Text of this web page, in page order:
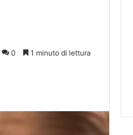
0 1 minuto di lettura